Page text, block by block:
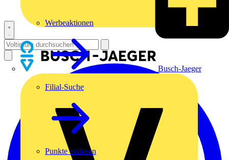
Busch-Jaeger
Werbeaktionen
Filial-Suche
Punkte einlösen